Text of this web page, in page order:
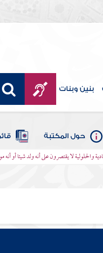
بنين وبنات
حول المكتبة
والحلولية لا يقتصرون على أنه ولد شيئا أو أنه